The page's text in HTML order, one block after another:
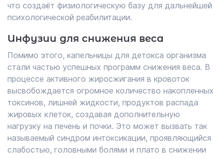
что создаёт физиологическую базу для дальнейшей
психологической реабилитации.
Инфузии для снижения веса
Помимо этого, капельницы для детокса организма
стали частью успешных программ снижения веса. В
процессе активного жиросжигания в кровоток
высвобождается огромное количество накопленных
токсинов, лишней жидкости, продуктов распада
жировых клеток, создавая дополнительную
нагрузку на печень и почки. Это может вызвать так
называемый синдром интоксикации, проявляющийся
слабостью, головными болями и плато в снижении